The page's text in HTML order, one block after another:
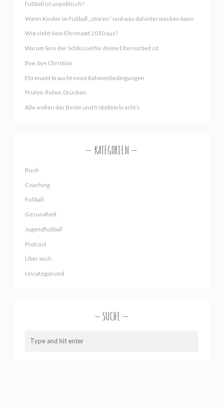
Fußball ist unpolitisch?
Wenn Kinder im Fußball „stören“ und was dahinterstecken kann
Wie sieht dein Ehrenamt 2030 aus?
Warum Sinn der Schlüssel für deine Elternarbeit ist
Bye, bye Christian
Ehrenamt braucht neue Rahmenbedingungen
Prüfen. Rufen. Drücken.
Alle wollen das Beste und trotzdem kracht’s
KATEGORIEN
Buch
Coaching
Fußball
Gesundheit
Jugendfußball
Podcast
Über mich
Uncategorized
SUCHE